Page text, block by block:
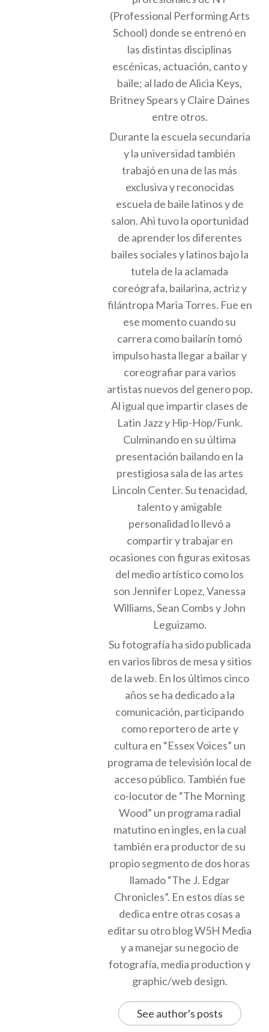
(Professional Performing Arts
School) donde se entrenó en
las distintas disciplinas
escénicas, actuación, canto y
baile; al lado de Alicia Keys,
Britney Spears y Claire Daines
entre otros.
Durante la escuela secundaria
y la universidad también
trabajó en una de las más
exclusiva y reconocidas
escuela de baile latinos y de
salon. Ahi tuvo la oportunidad
de aprender los diferentes
bailes sociales y latinos bajo la
tutela de la aclamada
coreógrafa, bailarina, actriz y
filántropa Maria Torres. Fue en
ese momento cuando su
carrera como bailarín tomó
impulso hasta llegar a bailar y
coreografiar para varios
artistas nuevos del genero pop.
Al igual que impartir clases de
Latin Jazz y Hip-Hop/Funk.
Culminando en su última
presentación bailando en la
prestigiosa sala de las artes
Lincoln Center. Su tenacidad,
talento y amigable
personalidad lo llevó a
compartir y trabajar en
ocasiones con figuras exitosas
del medio artístico como los
son Jennifer Lopez, Vanessa
Williams, Sean Combs y John
Leguizamo.
Su fotografía ha sido publicada
en varios libros de mesa y sitios
de la web. En los últimos cinco
años se ha dedicado a la
comunicación, participando
como reportero de arte y
cultura en “Essex Voices” un
programa de televisión local de
acceso público. También fue
co-locutor de “The Morning
Wood” un programa radial
matutino en ingles, en la cual
también era productor de su
propio segmento de dos horas
llamado “The J. Edgar
Chronicles”. En estos días se
dedica entre otras cosas a
editar su otro blog W5H Media
y a manejar su negocio de
fotografía, media production y
graphic/web design.
See author's posts